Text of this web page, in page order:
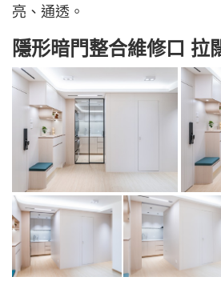
亮、通透。
隱形暗門整合維修口 拉